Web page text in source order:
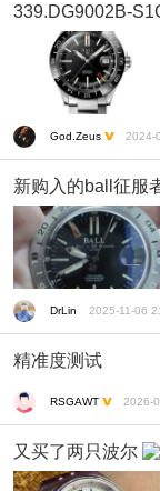
339.DG9002B-
God.Zeus 2024-
新购入的ball征服
DrLin 2025-11-06
精准度测试
RSGAWT 2026-
又买了两只波尔